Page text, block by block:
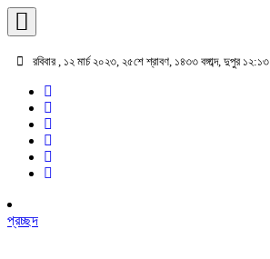
রবিবার , ১২ মার্চ ২০২৩, ২৫শে শ্রাবণ, ১৪৩৩ বঙ্গাব্দ, দুপুর ১২:১৩
প্রচ্ছদ